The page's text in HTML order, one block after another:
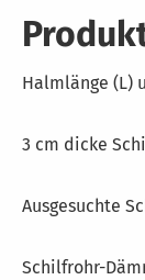
Halmlänge (L)
3 cm dicke
Ausgesuchte
Schilfrohr-